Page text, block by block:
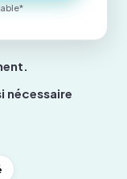
nécessaire